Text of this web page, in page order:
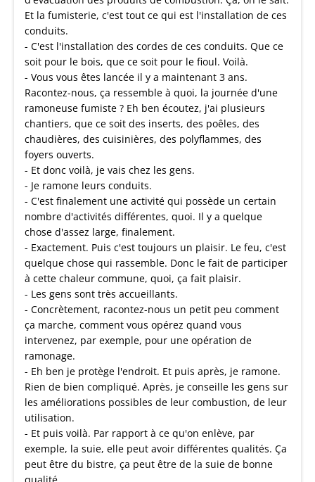
Et la fumisterie, c'est tout ce qui est l'installation de ces
conduits.
- C'est l'installation des cordes de ces conduits. Que ce
soit pour le bois, que ce soit pour le fioul. Voilà.
- Vous vous êtes lancée il y a maintenant 3 ans.
Racontez-nous, ça ressemble à quoi, la journée d'une
ramoneuse fumiste ? Eh ben écoutez, j'ai plusieurs
chantiers, que ce soit des inserts, des poêles, des
chaudières, des cuisinières, des polyflammes, des
foyers ouverts.
- Et donc voilà, je vais chez les gens.
- Je ramone leurs conduits.
- C'est finalement une activité qui possède un certain
nombre d'activités différentes, quoi. Il y a quelque
chose d'assez large, finalement.
- Exactement. Puis c'est toujours un plaisir. Le feu, c'est
quelque chose qui rassemble. Donc le fait de participer
à cette chaleur commune, quoi, ça fait plaisir.
- Les gens sont très accueillants.
- Concrètement, racontez-nous un petit peu comment
ça marche, comment vous opérez quand vous
intervenez, par exemple, pour une opération de
ramonage.
- Eh ben je protège l'endroit. Et puis après, je ramone.
Rien de bien compliqué. Après, je conseille les gens sur
les améliorations possibles de leur combustion, de leur
utilisation.
- Et puis voilà. Par rapport à ce qu'on enlève, par
exemple, la suie, elle peut avoir différentes qualités. Ça
peut être du bistre, ça peut être de la suie de bonne